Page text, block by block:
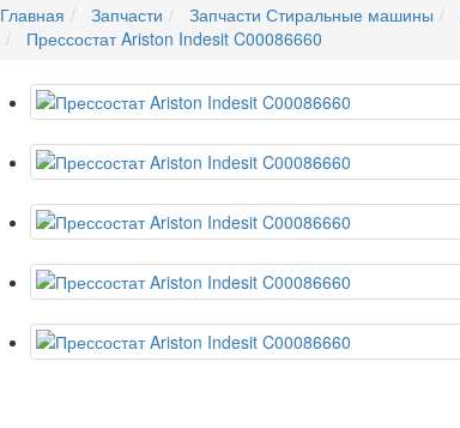
Главная Запчасти Запчасти Стиральные машины
Прессостат Ariston Indesit C00086660